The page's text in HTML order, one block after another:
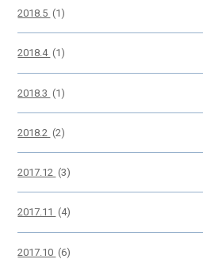
2018.5 (1)
2018.4 (1)
2018.3 (1)
2018.2 (2)
2017.12 (3)
2017.11 (4)
2017.10 (6)